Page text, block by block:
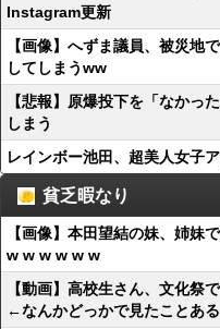
Instagram更新
【画像】へずま議員、被災地
してしまうww
【悲報】原爆投下を「なかっ
しまう
レインボー池田、超美人女子
貧乏暇なり
【画像】本田望結の妹、姉妹
w w w w w w
【動画】高校生さん、文化祭
←なんかどっかで見たことあ